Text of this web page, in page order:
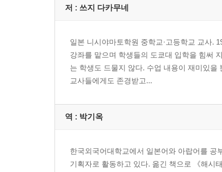
저 : 쓰지 다카무네
일본 니시야마토학원 중학교·고등학교 교사.
강좌를 맡으며 학생들의 도쿄대 입학을 힘써
는 학생도 드물지 않다. 수업 내용이 재미있
교사들에게도 존경받고...
역 : 박기옥
한국외국어대학교에서 일본어와 아랍어를
기획자로 활동하고 있다. 옮긴 책으로 《해시